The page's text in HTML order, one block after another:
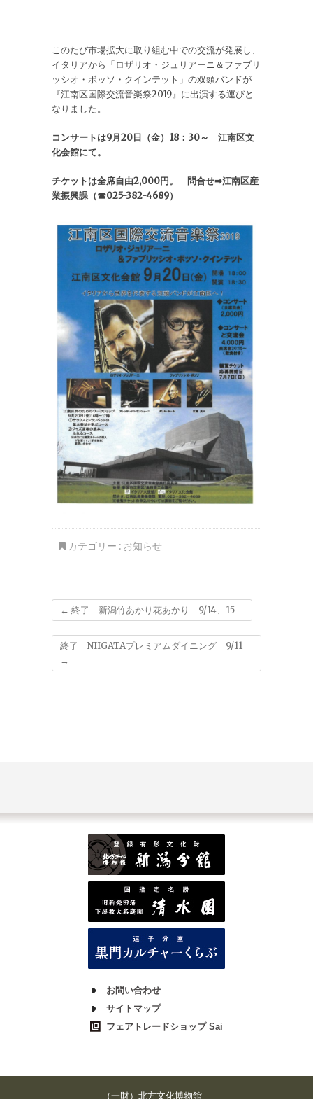
このたび市場拡大に取り組む中での交流が発展し、
イタリアから「ロザリオ・ジュリアーニ＆ファブリ
ッシオ・ボッソ・クインテット」の双頭バンドが
『江南区国際交流音楽祭2019』に出演する運びと
なりました。
コンサートは9月20日（金）18：30～ 江南区文
化会館にて。
チケットは全席自由2,000円。 問合せ➡江南区産
業振興課（☎025-382-4689）
カテゴリー : お知らせ
← 終了 新潟竹あかり花あかり 9/14、15
終了 NIIGATAプレミアムダイニング 9/11
→
お問い合わせ
サイトマップ
フェアトレードショップ Sai
（一財）北方文化博物館